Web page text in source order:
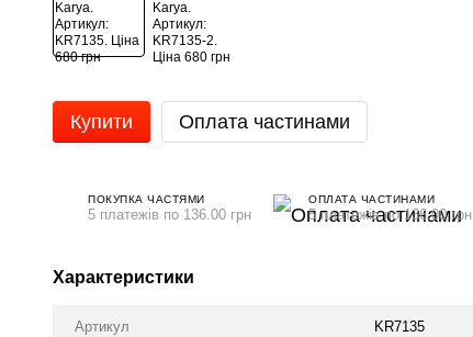
Купити Оплата частинами
ПОКУПКА ЧАСТЯМИ
5 платежів по 136.00 грн
ОПЛАТА ЧАСТИНАМИ
5 платежів по 136.00 грн
Характеристики
Артикул KR7135